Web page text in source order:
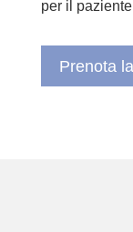
per il
Prenota